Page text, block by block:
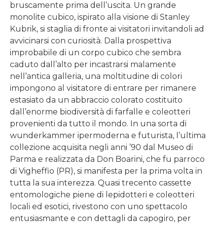
bruscamente prima dell’uscita. Un grande
monolite cubico, ispirato alla visione di Stanley
Kubrik, si staglia di fronte ai visitatori invitandoli ad
avvicinarsi con curiosità. Dalla prospettiva
improbabile di un corpo cubico che sembra
caduto dall’alto per incastrarsi malamente
nell’antica galleria, una moltitudine di colori
impongono al visitatore di entrare per rimanere
estasiato da un abbraccio colorato costituito
dall’enorme biodiversità di farfalle e coleotteri
provenienti da tutto il mondo. In una sorta di
wunderkammer ipermoderna e futurista, l’ultima
collezione acquisita negli anni ’90 dal Museo di
Parma e realizzata da Don Boarini, che fu parroco
di Vigheffio (PR), si manifesta per la prima volta in
tutta la sua interezza. Quasi trecento cassette
entomologiche piene di lepidotteri e coleotteri
locali ed esotici, rivestono con uno spettacolo
entusiasmante e con dettagli da capogiro, per